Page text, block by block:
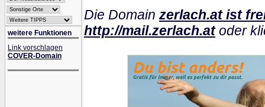
weitere Funktionen
Link vorschlagen
COVER-Domain
Die Domain zerlach.at ist
http://mail.zerlach.atoder